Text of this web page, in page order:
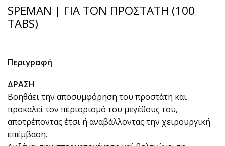
SPEMAN | ΓΙΑ ΤΟΝ ΠΡΟΣΤΑΤΗ (100
TABS)
Περιγραφή
ΔΡΑΣΗ
Βοηθάει την αποσυμφόρηση του προστάτη και
προκαλεί τον περιορισμό του μεγέθους του,
αποτρέποντας έτσι ή αναβάλλοντας την χειρουργική
επέμβαση.